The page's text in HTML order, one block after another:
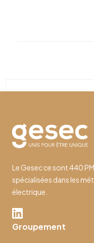
Le Gesec ce sont 440
spécialisées dans les
électrique.
Groupement